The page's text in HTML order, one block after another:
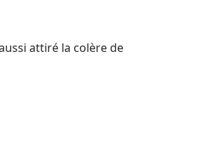
attiré la colère de